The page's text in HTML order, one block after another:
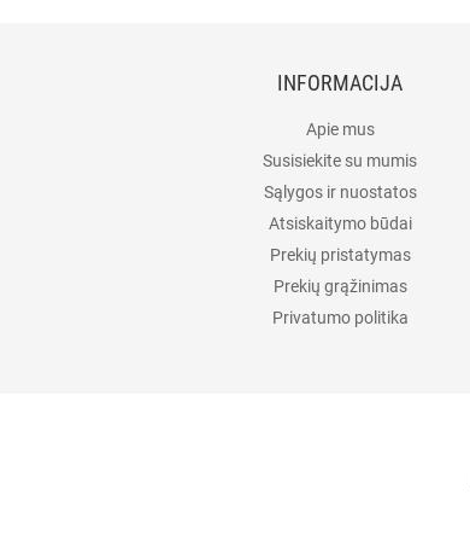
INFORMACIJA
Apie mus
Susisiekite su mumis
Sąlygos ir nuostatos
Atsiskaitymo būdai
Prekių pristatymas
Prekių grąžinimas
Privatumo politika